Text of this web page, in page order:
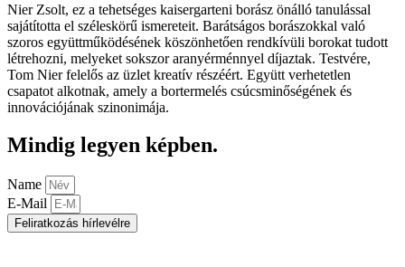
Nier Zsolt, ez a tehetséges kaisergarteni borász önálló tanulással
sajátította el széleskörű ismereteit. Barátságos borászokkal való
szoros együttműködésének köszönhetően rendkívüli borokat tudott
létrehozni, melyeket sokszor aranyérménnyel díjaztak. Testvére,
Tom Nier felelős az üzlet kreatív részéért. Együtt verhetetlen
csapatot alkotnak, amely a bortermelés csúcsminőségének és
innovációjának szinonimája.
Mindig legyen képben.
Name
E-Mail
Feliratkozás hírlevélre